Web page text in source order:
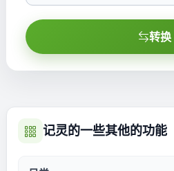
转换
记灵的一些其他的功能